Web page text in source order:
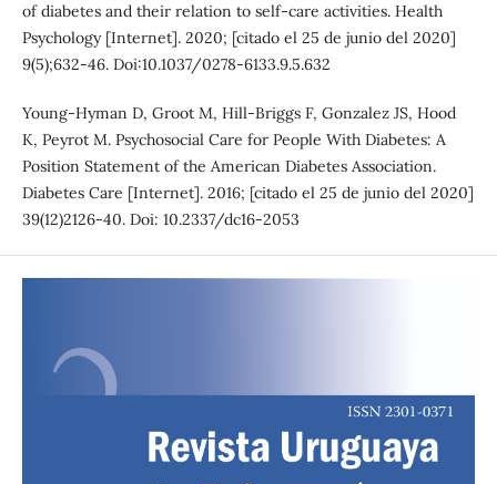
of diabetes and their relation to self-care activities. Health
Psychology [Internet]. 2020; [citado el 25 de junio del 2020]
9(5);632-46. Doi:10.1037/0278-6133.9.5.632
Young-Hyman D, Groot M, Hill-Briggs F, Gonzalez JS, Hood
K, Peyrot M. Psychosocial Care for People With Diabetes: A
Position Statement of the American Diabetes Association.
Diabetes Care [Internet]. 2016; [citado el 25 de junio del 2020]
39(12)2126-40. Doi: 10.2337/dc16-2053